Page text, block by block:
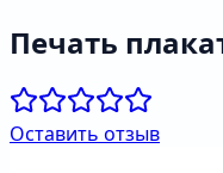
Печать
Оставить отзыв